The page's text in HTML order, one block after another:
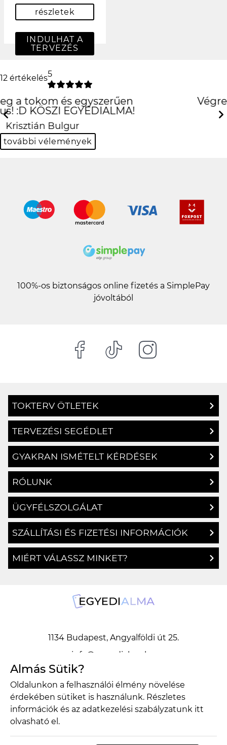
részletek
INDULHAT A
TERVEZÉS
12 értékelés5
Végre egy használható
oldal
Dalma Kocsis
Previous
további vélemények
100%-os biztonságos online fizetés a SimplePay
jóvoltából
TOKTERV ÖTLETEK
TERVEZÉSI SEGÉDLET
GYAKRAN ISMÉTELT KÉRDÉSEK
RÓLUNK
ÜGYFÉLSZOLGÁLAT
SZÁLLÍTÁSI ÉS FIZETÉSI INFORMÁCIÓK
MIÉRT VÁLASSZ MINKET?
1134 Budapest, Angyalföldi út 25.
info@egyedialma.hu
1134 Budapest, Angyalföldi út 25.
info@egyedialma.hu
Almás Sütik?
Oldalunkon a felhasználói élmény növelése
érdekében sütiket is használunk. Részletes
információk és az adatkezelési szabályzatunk itt
olvasható el.